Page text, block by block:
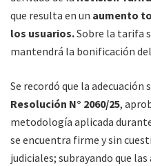
que resulta en un aumento
los usuarios.Sobre la tarifa
mantendrá la bonificación
Se recordó que la adecuación
Resolución N° 2060/25,
metodología aplicada
se encuentra firme y sin
judiciales; subrayando que